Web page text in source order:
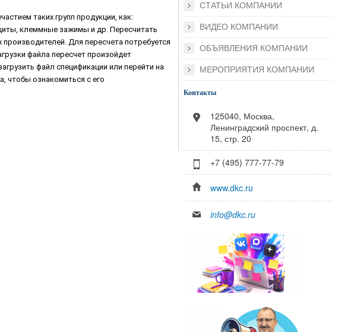
таких групп продукции, как:
клеммные зажимы и др. Пересчитать
Для пересчета потребуется
файла пересчет произойдет
файл спецификации или перейти на
чтобы ознакомиться с его
СТАТЬИ КОМПАНИИ
ВИДЕО КОМПАНИИ
ОБЪЯВЛЕНИЯ КОМПАНИИ
МЕРОПРИЯТИЯ КОМПАНИИ
Контакты
125040, Москва,
Ленинградский проспект, д.
15, стр. 20
+7 (495) 777-77-79
www.dkc.ru
info@dkc.ru